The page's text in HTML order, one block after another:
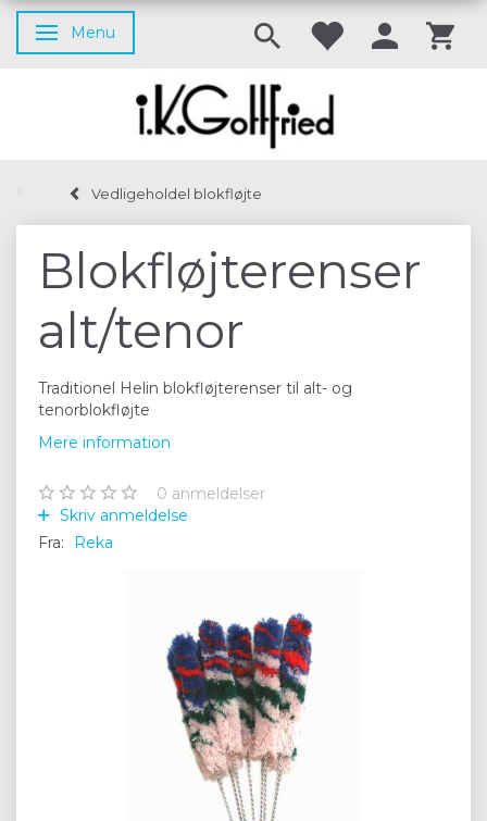
Skifte navigation
Menu
Vedligeholdel blokfløjte
Blokfløjterenser
alt/tenor
Traditionel Helin blokfløjterenser til alt- og
tenorblokfløjte
Mere information
0 anmeldelser
Skriv anmeldelse
Fra:
Reka